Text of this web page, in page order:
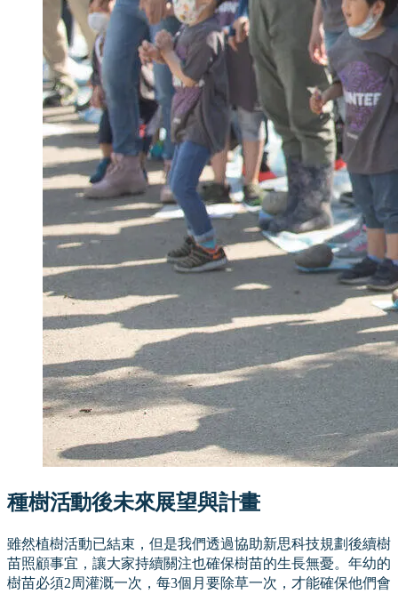
種樹活動後未來展望與計畫
雖然植樹活動已結束，但是我們透過協助新思科技規劃後續樹
苗照顧事宜，讓大家持續關注也確保樹苗的生長無憂。年幼的
樹苗必須2周灌溉一次，每3個月要除草一次，才能確保他們會